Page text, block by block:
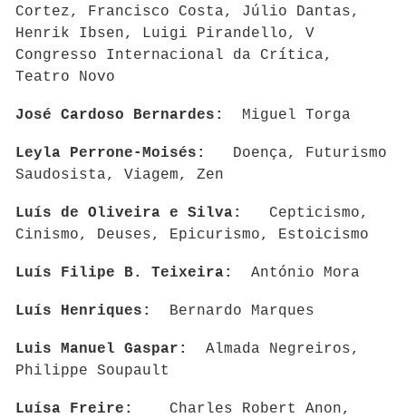
Cortez, Francisco Costa, Júlio Dantas,
Henrik Ibsen, Luigi Pirandello, V
Congresso Internacional da Crítica,
Teatro Novo
José Cardoso Bernardes: Miguel Torga
Leyla Perrone-Moisés: Doença, Futurismo
Saudosista, Viagem, Zen
Luís de Oliveira e Silva: Cepticismo,
Cinismo, Deuses, Epicurismo, Estoicismo
Luís Filipe B. Teixeira: António Mora
Luís Henriques: Bernardo Marques
Luis Manuel Gaspar: Almada Negreiros,
Philippe Soupault
Luísa Freire: Charles Robert Anon,